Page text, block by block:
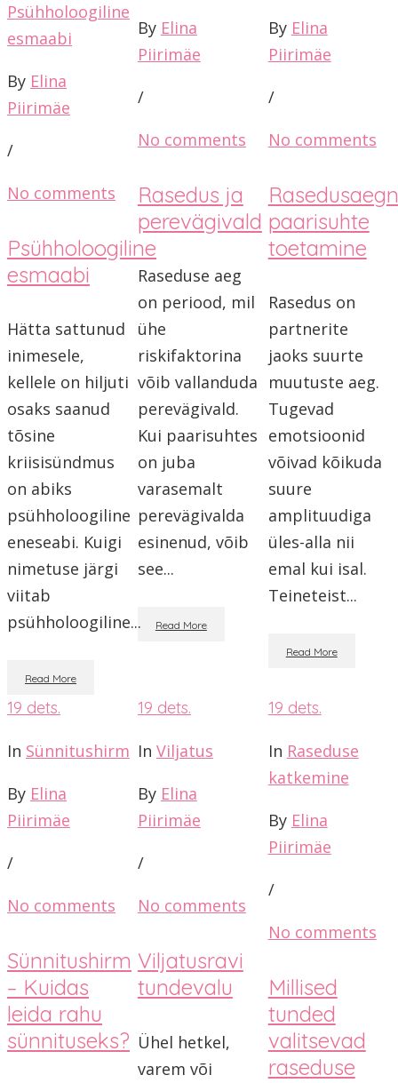
Psühholoogiline
esmaabi
By Elina
Piirimäe
/
No comments
Psühholoogiline
esmaabi
Hätta sattunud
inimesele,
kellele on hiljuti
osaks saanud
tõsine
kriisisündmus
on abiks
psühholoogiline
eneseabi. Kuigi
nimetuse järgi
viitab
psühholoogiline...
Read More
By Elina
Piirimäe
/
No comments
Rasedus ja
perevägivald
Raseduse aeg
on periood, mil
ühe
riskifaktorina
võib vallanduda
perevägivald.
Kui paarisuhtes
on juba
varasemalt
perevägivalda
esinenud, võib
see...
Read More
By Elina
Piirimäe
/
No comments
paarisuhte
toetamine
Rasedus on
partnerite
jaoks suurte
muutuste aeg.
Tugevad
emotsioonid
võivad kõikuda
suure
amplituudiga
üles-alla nii
emal kui isal.
Teineteist...
Read More
19 dets.
In Sünnitushirm
By Elina
Piirimäe
/
No comments
Sünnitushirm
– Kuidas
leida rahu
sünnituseks?
19 dets.
In Viljatus
By Elina
Piirimäe
/
No comments
Viljatusravi
tundevalu
Ühel hetkel,
varem või
19 dets.
In Raseduse
katkemine
By Elina
Piirimäe
/
No comments
Millised
tunded
valitsevad
raseduse